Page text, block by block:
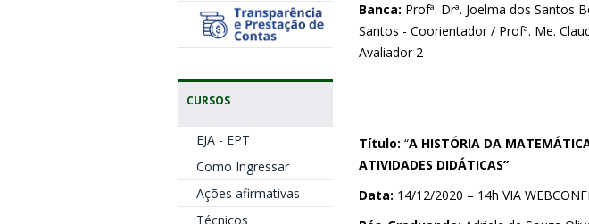
CURSOS
EJA - EPT
Como Ingressar
Ações afirmativas
Técnicos
Banca: Profª. Drª. Joelma dos Santos
Santos - Coorientador / Profª. Me.
Avaliador 2
Título: “A HISTÓRIA DA
ATIVIDADES DIDÁTICAS”
Data: 14/12/2020 – 14h VIA